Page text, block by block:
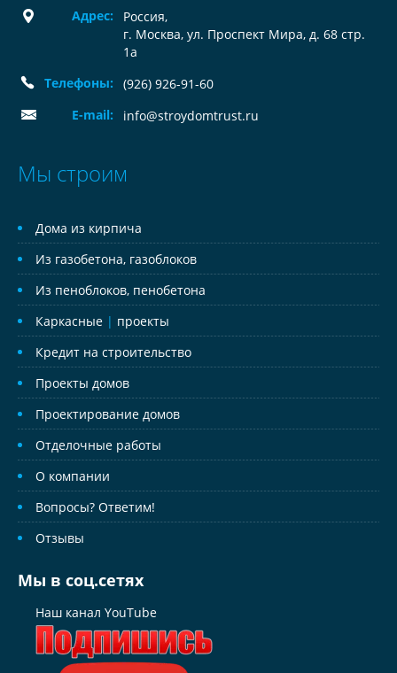
Адрес: Россия,
г. Москва, ул. Проспект Мира, д. 68 стр.
1а
Телефоны:
(926) 926-91-60
E-mail:
info@stroydomtrust.ru
Мы строим
Дома из кирпича
Из газобетона, газоблоков
Из пеноблоков, пенобетона
Каркасные | проекты
Кредит на строительство
Проекты домов
Проектирование домов
Отделочные работы
О компании
Вопросы? Ответим!
Отзывы
Мы в соц.сетях
Наш канал YouTube